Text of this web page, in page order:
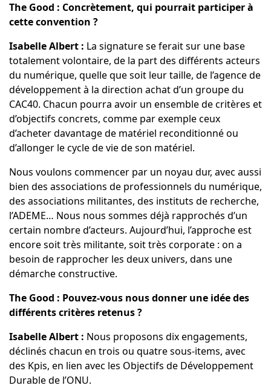
The Good : Concrètement, qui pourrait participer à
cette convention ?
Isabelle Albert : La signature se ferait sur une base
totalement volontaire, de la part des différents acteurs
du numérique, quelle que soit leur taille, de l’agence de
développement à la direction achat d’un groupe du
CAC40. Chacun pourra avoir un ensemble de critères et
d’objectifs concrets, comme par exemple ceux
d’acheter davantage de matériel reconditionné ou
d’allonger le cycle de vie de son matériel.
Nous voulons commencer par un noyau dur, avec aussi
bien des associations de professionnels du numérique,
des associations militantes, des instituts de recherche,
l’ADEME… Nous nous sommes déjà rapprochés d’un
certain nombre d’acteurs. Aujourd’hui, l’approche est
encore soit très militante, soit très corporate : on a
besoin de rapprocher les deux univers, dans une
démarche constructive.
The Good : Pouvez-vous nous donner une idée des
différents critères retenus ?
Isabelle Albert : Nous proposons dix engagements,
déclinés chacun en trois ou quatre sous-items, avec
des Kpis, en lien avec les Objectifs de Développement
Durable de l’ONU.